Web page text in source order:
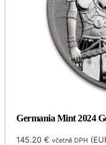
Germania Mint 2024
145.20€ včetně DPH (